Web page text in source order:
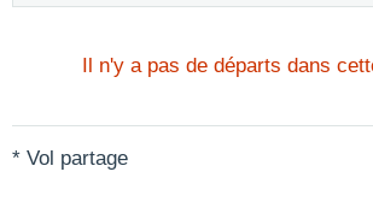
Il n'y a pas de départs dans
* Vol partage